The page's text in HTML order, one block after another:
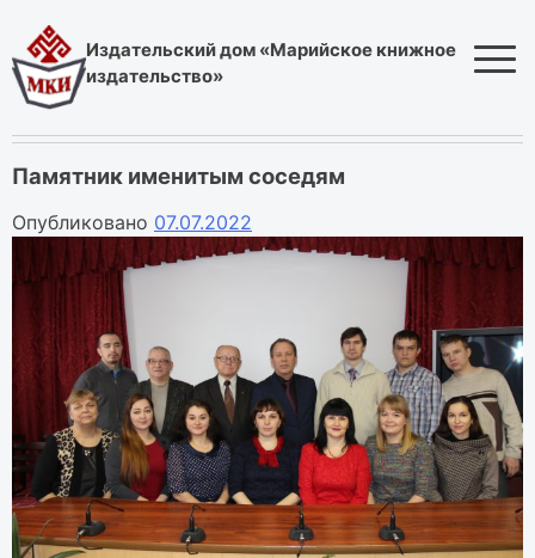
to
content
Издательский дом «Марийское книжное
издательство»
Памятник именитым соседям
Опубликовано 07.07.2022